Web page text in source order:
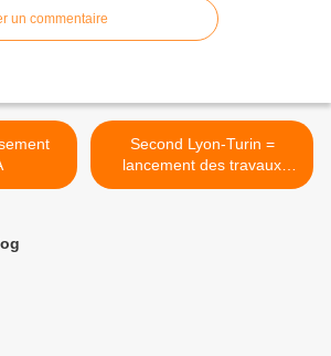
un commentaire
Second Lyon-Turin =
lancement des travaux
l’année prochaine >